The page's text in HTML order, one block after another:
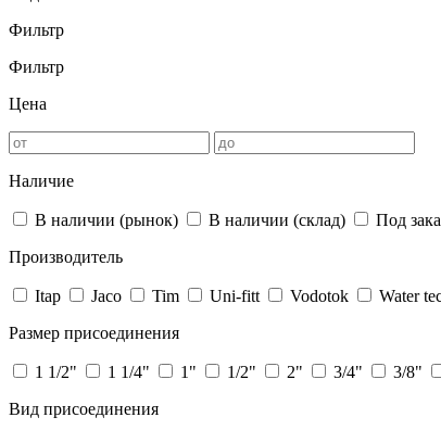
Фильтр
Фильтр
Цена
Наличие
В наличии (рынок) В наличии (склад)
Под
Производитель
Itap Jaco Tim Uni-fitt Vodotok Water
Размер присоединения
1 1/2" 1 1/4" 1" 1/2" 2" 3/4" 3/8"
Вид присоединения